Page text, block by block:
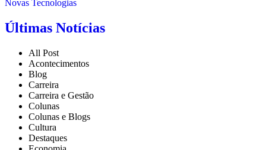
Novas Tecnologias
Últimas Notícias
All Post
Acontecimentos
Blog
Carreira
Carreira e Gestão
Colunas
Colunas e Blogs
Cultura
Destaques